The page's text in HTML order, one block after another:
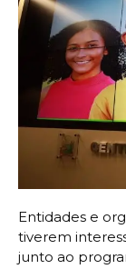
Entidades e
tiverem
junto ao